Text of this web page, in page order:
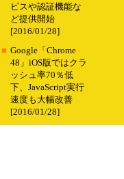
ビスや認証機能な
ど提供開始
[2016/01/28]
■ Google「Chrome
48」iOS版ではクラ
ッシュ率70％低
下、JavaScript実行
速度も大幅改善
[2016/01/28]